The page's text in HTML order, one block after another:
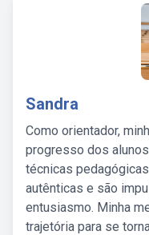
Sandra
Como orientador,
progresso dos
técnicas
autênticas e são
entusiasmo. Minha
trajetória para se